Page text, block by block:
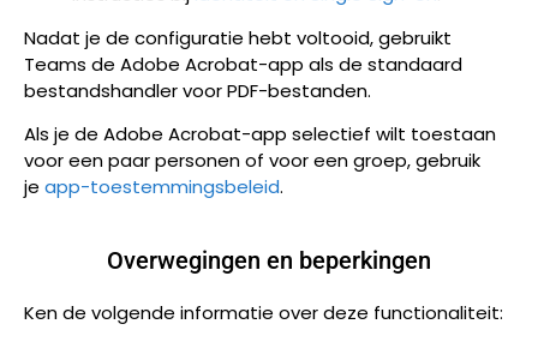
Nadat je de configuratie hebt voltooid, gebruikt
Teams de Adobe Acrobat-app als de standaard
bestandshandler voor PDF-bestanden.
Als je de Adobe Acrobat-app selectief wilt toestaan
voor een paar personen of voor een groep, gebruik
je app-toestemmingsbeleid.
Overwegingen en beperkingen
Ken de volgende informatie over deze functionaliteit: